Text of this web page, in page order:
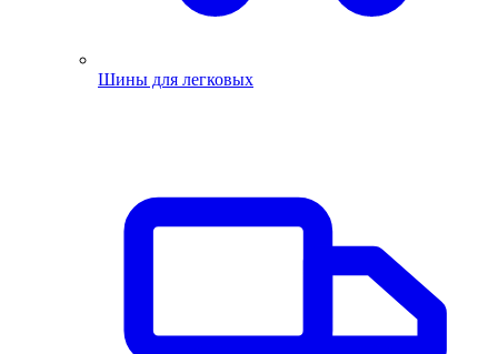
Шины для легковых